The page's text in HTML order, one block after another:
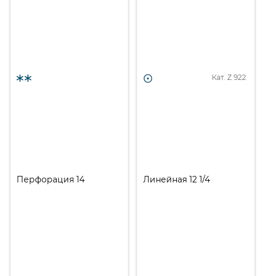
Перфорация 14
Кат. Z 922
Линейная 12 1/4